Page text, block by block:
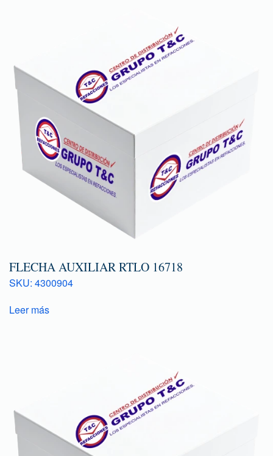
FLECHA AUXILIAR RTLO 16718
SKU: 4300904
Leer más